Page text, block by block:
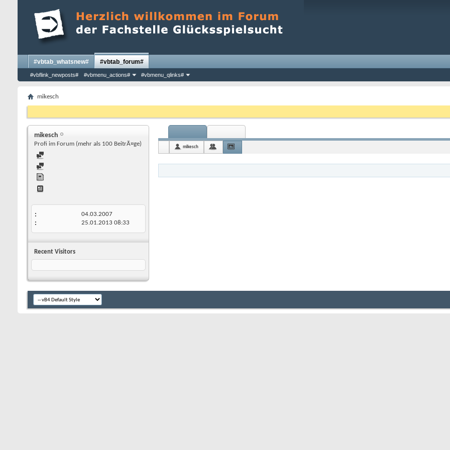
#vbtab_whatsnew# #vbtab_forum#
#vbflink_newposts# #vbmenu_actions# #vbmenu_qlinks#
mikesch
mikesch
Profi im Forum (mehr als 100 BeitrÃ¤ge)
04.03.2007
25.01.2013 08:33
Recent Visitors
mikesch